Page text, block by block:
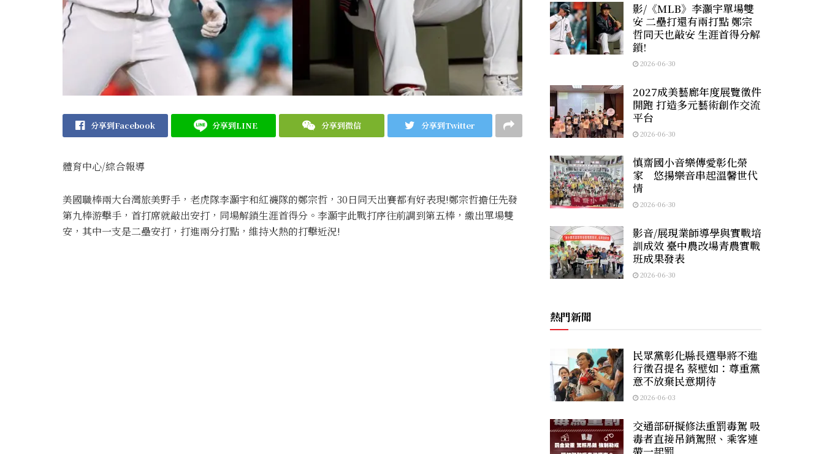
分享到Facebook 分享到LINE 分享到微信 分享到Twitter
體育中心/綜合報導
美國職棒兩大台灣旅美野手，老虎隊李灝宇和紅襪隊的鄭宗哲，30日同天出賽都有好表現!鄭宗哲擔任先發
第九棒游擊手，首打席就敲出安打，同場解鎖生涯首得分。李灝宇此戰打序往前調到第五棒，繳出單場雙
安，其中一支是二壘安打，打進兩分打點，維持火熱的打擊近況!
影/《MLB》李灝宇單場雙
安 二壘打還有兩打點 鄭宗
哲同天也敲安 生涯首得分解
鎖!
2026-06-30
2027成美藝廊年度展覽徵件
開跑 打造多元藝術創作交流
平台
2026-06-30
慎齋國小音樂傳愛彰化榮
家 悠揚樂音串起溫馨世代
情
2026-06-30
影音/展現業師導學與實戰培
訓成效 臺中農改場青農實戰
班成果發表
2026-06-30
熱門新聞
民眾黨彰化縣長選舉將不進
行徵召提名 蔡壁如：尊重黨
意不放棄民意期待
2026-06-03
交通部研擬修法重罰毒駕 吸
毒者直接吊銷駕照、乘客連